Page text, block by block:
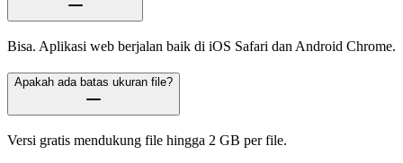
Bisa. Aplikasi web berjalan baik di iOS Safari dan Android Chrome.
Apakah ada batas ukuran file?
Versi gratis mendukung file hingga 2 GB per file.